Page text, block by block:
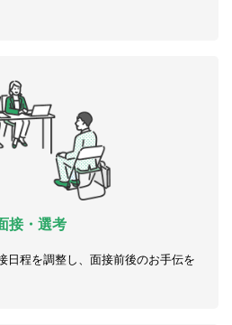
接・選考
日程を調整し、面接前後のお手伝を